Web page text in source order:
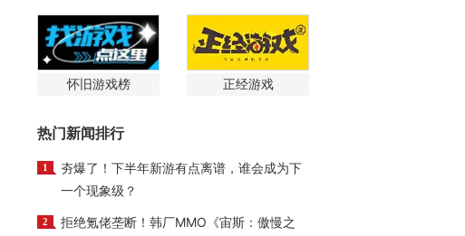
怀旧游戏榜 正经游戏
热门新闻排行
1
夯爆了！下半年新游有点离谱，谁会成为下
一个现象级？
2
拒绝氪佬垄断！韩厂MMO《宙斯：傲慢之